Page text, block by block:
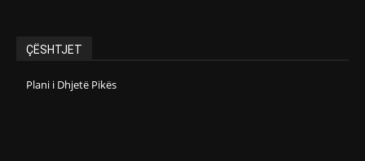
ÇËSHTJET
Plani i Dhjetë Pikës